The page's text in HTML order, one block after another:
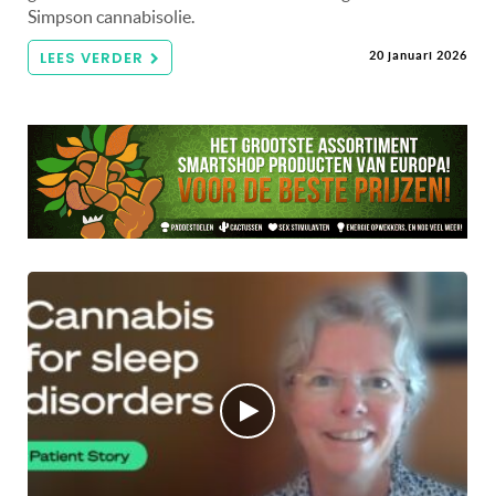
Simpson cannabisolie.
LEES VERDER 20 januari 2026